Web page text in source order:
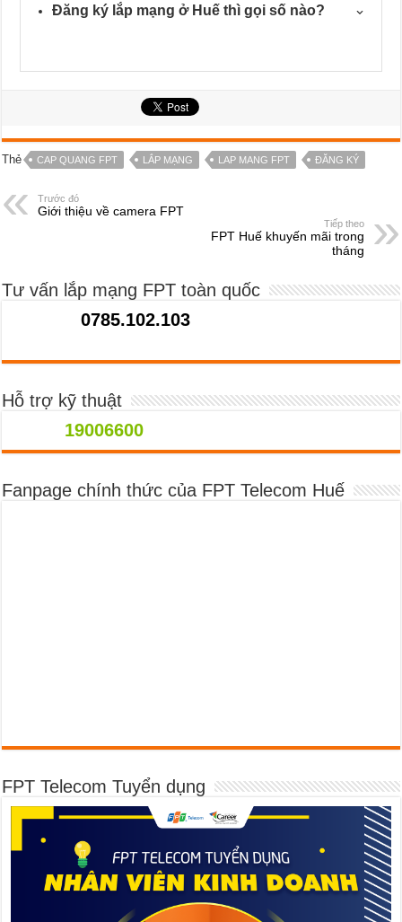
Đăng ký lắp mạng ở Huế thì gọi số nào?
Thẻ CAP QUANG FPT LẮP MẠNG LAP MANG FPT ĐĂNG KÝ
Trước đó
Giới thiệu về camera FPT
Tiếp theo
FPT Huế khuyến mãi trong
tháng
Tư vấn lắp mạng FPT toàn quốc
0785.102.103
Hỗ trợ kỹ thuật
19006600
Fanpage chính thức của FPT Telecom Huế
FPT Telecom Tuyển dụng